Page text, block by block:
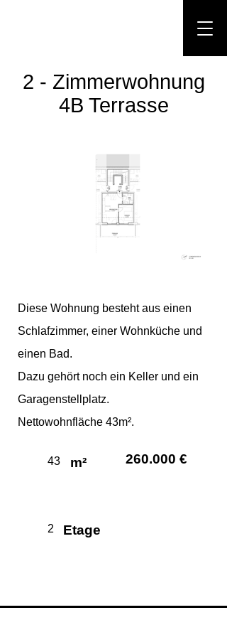
2 - Zimmerwohnung
4B Terrasse
Diese Wohnung besteht aus einen
Schlafzimmer, einer Wohnküche und
einen Bad.
Dazu gehört noch ein Keller und ein
Garagenstellplatz.
Nettowohnfläche 43m².
43 m² 260.000 €
2 Etage